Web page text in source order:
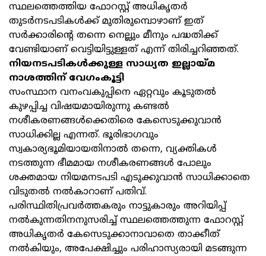
സ്ഥലത്തെത്തിയ ഫോറസ്റ്റ് അധികൃതര്‍
തുടര്‍നടപടികള്‍ക്ക് മുതിരുമ്പൊഴാണ് ഇത്
സര്‍ക്കാരിന്റെ തന്നെ നെല്ലും മീനും പദ്ധതിക്ക്
വേണ്ടിയാണ് വെട്ടിയിട്ടുള്ളത് എന്ന് തിരിച്ചറിഞ്ഞത്.
നിയനടപടികള്‍ക്കുള്ള സാധ്യത ഇല്ലായ്മ
നാശത്തിന് വേഗംകൂട്ടി
സംസ്ഥാന വനംവകുപ്പിനെ ഏറ്റവും കൂടുതല്‍
കുഴപ്പിച്ച വിഷയമായിരുന്നു കണ്ടല്‍
നശീകരണങ്ങള്‍ക്കെതിരെ കേസെടുക്കുവാന്‍
സാധിക്കില്ല എന്നത്. ഭൂരിഭാഗവും
സ്വകാര്യഭൂമിയായതിനാല്‍ തന്നെ, വ്യക്തികള്‍
നടത്തുന്ന ഭീമമായ നശീകരണങ്ങള്‍ പോലും
ശക്തമായ നിയമനടപടി എടുക്കുവാന്‍ സാധിക്കാതെ
വിടുതല്‍ നല്‍കാറാണ് പതിവ്.
പരിസ്ഥിതിപ്രവര്‍ത്തകരും നാട്ടുകാരും അറിയിപ്പ്
നല്‍കുന്നതിനനുസരിച്ച് സ്ഥലത്തെത്തുന്ന ഫോറസ്റ്റ്
അധികൃതര്‍ കേസെടുക്കാനാവാതെ താക്കീത്
നല്‍കിയും, അപേക്ഷിച്ചും പരിഹാസ്യരായി മടങ്ങുന്ന